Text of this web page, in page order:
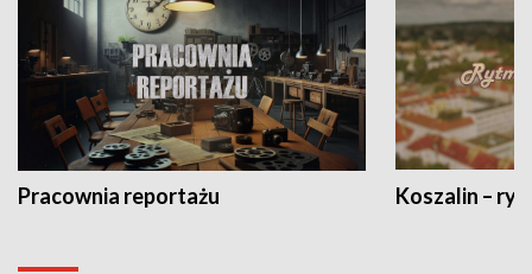
Pracownia reportażu Koszalin –